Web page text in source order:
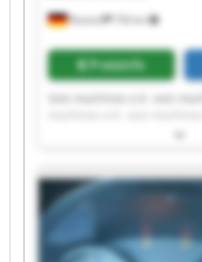
Rostock 756 km
Preisinfo
Soni machines e.K. soni
e.K. soni machines e.K. soni
e.K. soni machines e.K.
machines e.K. soni
e.K. soni machines e.K. soni
e.K.